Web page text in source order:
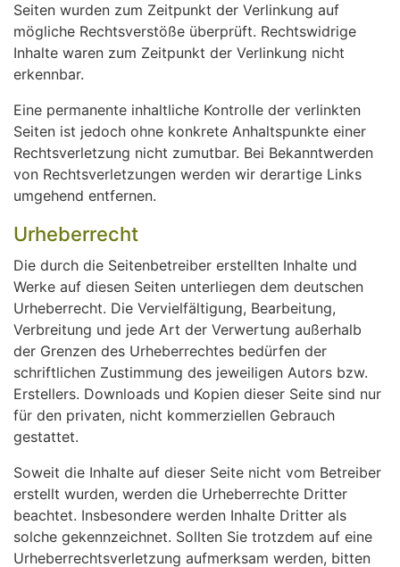
Seiten wurden zum Zeitpunkt der Verlinkung auf
mögliche Rechtsverstöße überprüft. Rechtswidrige
Inhalte waren zum Zeitpunkt der Verlinkung nicht
erkennbar.
Eine permanente inhaltliche Kontrolle der verlinkten
Seiten ist jedoch ohne konkrete Anhaltspunkte einer
Rechtsverletzung nicht zumutbar. Bei Bekanntwerden
von Rechtsverletzungen werden wir derartige Links
umgehend entfernen.
Urheberrecht
Die durch die Seitenbetreiber erstellten Inhalte und
Werke auf diesen Seiten unterliegen dem deutschen
Urheberrecht. Die Vervielfältigung, Bearbeitung,
Verbreitung und jede Art der Verwertung außerhalb
der Grenzen des Urheberrechtes bedürfen der
schriftlichen Zustimmung des jeweiligen Autors bzw.
Erstellers. Downloads und Kopien dieser Seite sind nur
für den privaten, nicht kommerziellen Gebrauch
gestattet.
Soweit die Inhalte auf dieser Seite nicht vom Betreiber
erstellt wurden, werden die Urheberrechte Dritter
beachtet. Insbesondere werden Inhalte Dritter als
solche gekennzeichnet. Sollten Sie trotzdem auf eine
Urheberrechtsverletzung aufmerksam werden, bitten